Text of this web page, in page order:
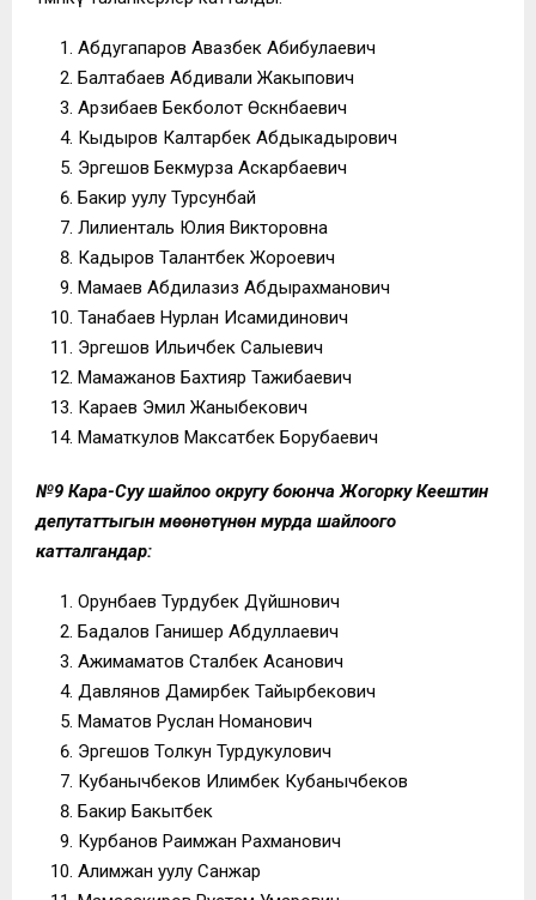
Абдугапаров Авазбек Абибулаевич
Балтабаев Абдивали Жакыпович
Арзибаев Бекболот Өскөнбаевич
Кыдыров Калтарбек Абдыкадырович
Эргешов Бекмурза Аскарбаевич
Бакир уулу Турсунбай
Лилиенталь Юлия Викторовна
Кадыров Талантбек Жороевич
Мамаев Абдилазиз Абдырахманович
Танабаев Нурлан Исамидинович
Эргешов Ильичбек Салыевич
Мамажанов Бахтияр Тажибаевич
Караев Эмил Жаныбекович
Маматкулов Максатбек Борубаевич
№9 Кара-Суу шайлоо округу боюнча Жогорку Кеңештин
депутаттыгын мөөнөтүнөн мурда шайлоого
катталгандар:
Орунбаев Турдубек Дүйшөнович
Бадалов Ганишер Абдуллаевич
Ажимаматов Сталбек Асанович
Давлянов Дамирбек Тайырбекович
Маматов Руслан Номанович
Эргешов Толкун Турдукулович
Кубанычбеков Илимбек Кубанычбеков
Бакир Бакытбек
Курбанов Раимжан Рахманович
Алимжан уулу Санжар